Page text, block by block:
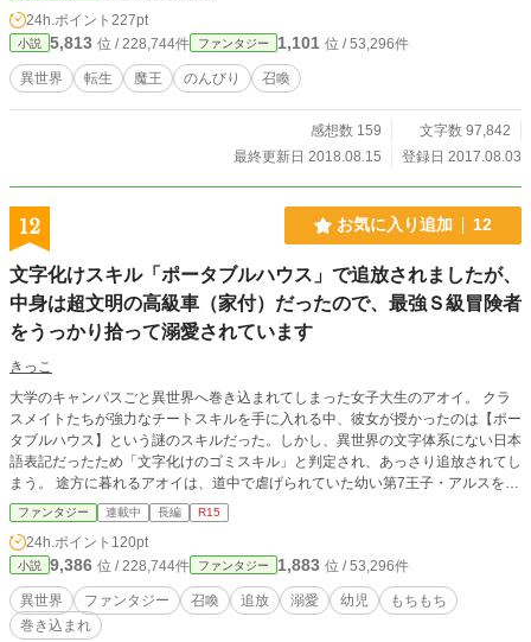
24h.ポイント 227pt
小説 5,813 位 / 228,744件 ファンタジー 1,101 位 / 53,296件
異世界 転生 魔王 のんびり 召喚
感想数 159
文字数 97,842
最終更新日 2018.08.15
登録日 2017.08.03
12 お気に入り追加 12
文字化けスキル「ポータブルハウス」で追放されましたが、
中身は超文明の高級車（家付）だったので、最強Ｓ級冒険者
をうっかり拾って溺愛されています
きっこ
大学のキャンパスごと異世界へ巻き込まれてしまった女子大生のアオイ。 クラ
スメイトたちが強力なチートスキルを手に入れる中、彼女が授かったのは【ポー
タブルハウス】という謎のスキルだった。しかし、異世界の文字体系にない日本
語表記だったため「文字化けのゴミスキル」と判定され、あっさり追放されてし
まう。 途方に暮れるアオイは、道中で虐げられていた幼い第7王子・アルスを保
護。ヤケクソで発動させたスキルは、外見こそ「馬車」だったが、中身は水道・
電気・ネット・通販完備の超高級キャンピングカーだった！ 現代の便利グッズ
で快適なサバイバル生活を始めるアオイ。ある日、森の中で世界最強と恐れられ
るSSS級冒険者・レオンと出会う。 媚びない態度に、最強の男はなぜか強く惹
かれ始めて――？ 最強の「お家」と、マイペースな主人公。ちょっとワケあり
な幼児と、最強すぎる居候（？）と一緒に、のんびり気ままな異世界ロードトリ
ップへ出発！
ファンタジー 連載中 長編 R15
24h.ポイント 120pt
小説 9,386 位 / 228,744件 ファンタジー 1,883 位 / 53,296件
異世界 ファンタジー 召喚 追放 溺愛 幼児
もちもち
巻き込まれ